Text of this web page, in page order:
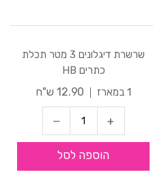
שרשרת דיגלונים 3 מטר תכלת
כתרים HB
1 במארז
12.90 ש"ח
הוספה לסל